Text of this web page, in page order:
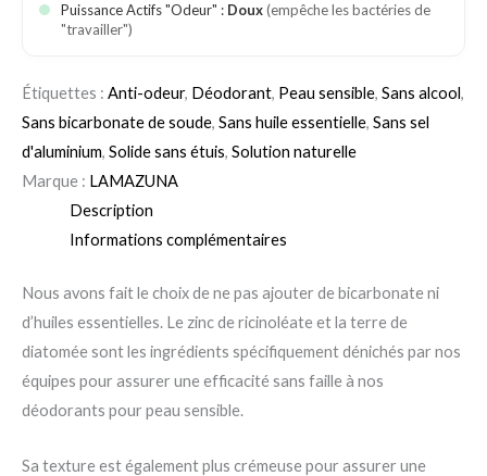
Puissance Actifs "Odeur" : Doux(empêche les bactéries de
"travailler")
Étiquettes : Anti-odeur, Déodorant, Peau sensible, Sans alcool,
Sans bicarbonate de soude, Sans huile essentielle, Sans sel
d'aluminium, Solide sans étuis, Solution naturelle
Marque : LAMAZUNA
Description
Informations complémentaires
Nous avons fait le choix de ne pas ajouter de bicarbonate ni
d’huiles essentielles. Le zinc de ricinoléate et la terre de
diatomée sont les ingrédients spécifiquement dénichés par nos
équipes pour assurer une efficacité sans faille à nos
déodorants pour peau sensible.
Sa texture est également plus crémeuse pour assurer une